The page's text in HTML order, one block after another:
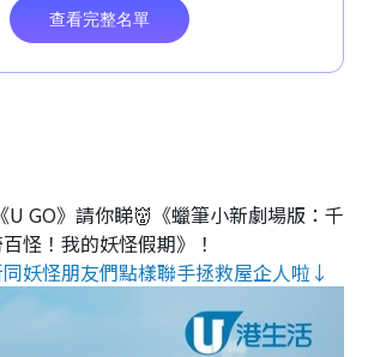
U GO》請你睇👹《蠟筆小新劇場版：千
怪！我的妖怪假期》！
妖怪朋友們點樣聯手拯救屋企人啦↓